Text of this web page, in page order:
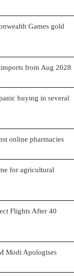
Games gold
from Aug 2028
buying in several
online pharmacies
for agricultural
Flights After 40
Modi Apologises